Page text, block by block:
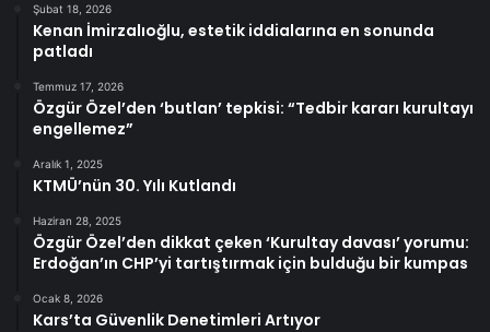
Şubat 18, 2026
Kenan İmirzalıoğlu, estetik iddialarına en sonunda
patladı
Temmuz 17, 2026
Özgür Özel’den ‘butlan’ tepkisi: “Tedbir kararı kurultayı
engellemez”
Aralık 1, 2025
KTMÜ’nün 30. Yılı Kutlandı
Haziran 28, 2025
Özgür Özel’den dikkat çeken ‘Kurultay davası’ yorumu:
Erdoğan’ın CHP’yi tartıştırmak için bulduğu bir kumpas
Ocak 8, 2026
Kars’ta Güvenlik Denetimleri Artıyor